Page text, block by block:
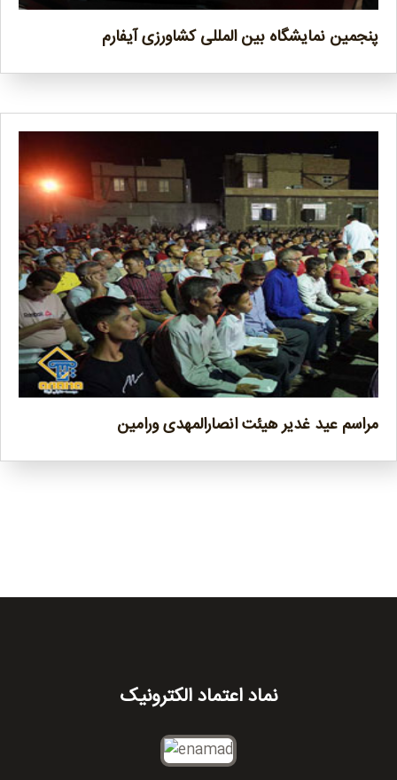
پنجمین نمایشگاه بین المللی کشاورزی آیفارم
مراسم عید غدیر هیئت انصارالمهدی ورامین
نماد اعتماد الکترونیک